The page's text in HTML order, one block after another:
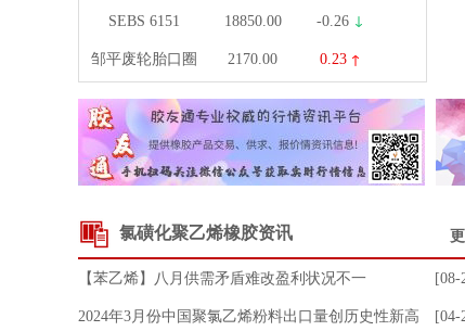
SEBS 6151 18850.00 -0.26
邹平废轮胎口圈 2170.00 0.23
标准胶SCR5# 10550.00 0.24
山东丁二烯99.5 9765.00 12.89
SEBS 503 16950.00 8.31
8.0Mpa丁基再生胶
丁苯1712 11050.00 0.91
顺丁A55AE 17150.00 0.00
氯磺化聚乙烯橡胶资讯
【苯乙烯】八月供需矛盾难改盈利状况不一 [08-
2024年3月份中国聚氯乙烯粉料出口量创历史性新高 [04-